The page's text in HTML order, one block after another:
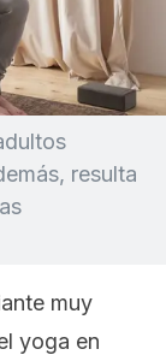
resulta
muy
yoga en